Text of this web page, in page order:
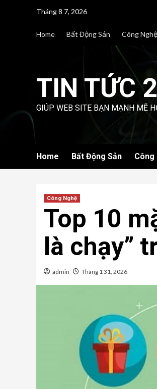
Tháng 8 7, 2026
Home Bất Động Sản Công Nghệ
TIN TỨC
GIÚP WEB SITE BẠN MẠNH MẼ
Home Bất Động Sản Công
Công Nghệ
Top 10
là chạy”
admin Tháng 1 31, 2026